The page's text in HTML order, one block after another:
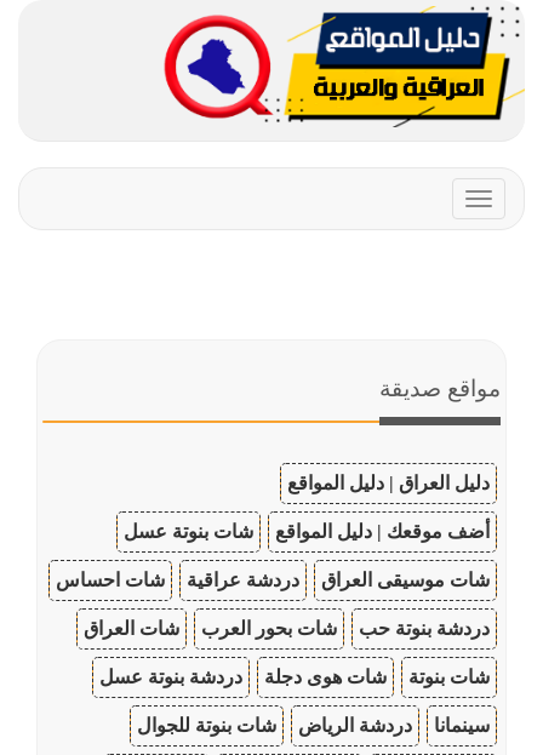
Toggle
navigation
مواقع صديقة
دليل العراق | دليل المواقع
أضف موقعك | دليل المواقع شات بنوتة عسل
شات موسيقى العراق دردشة عراقية شات احساس
دردشة بنوتة حب شات بحور العرب شات العراق
شات بنوتة شات هوى دجلة دردشة بنوتة عسل
سينمانا دردشة الرياض شات بنوتة للجوال